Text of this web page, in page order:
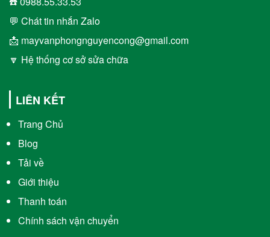
💬 Chát tin nhắn Zalo
📩 mayvanphongnguyencong@gmail.com
🔽 Hệ thống cơ sở sửa chữa
LIÊN KẾT
Trang Chủ
Blog
Tải về
Giới thiệu
Thanh toán
Chính sách vận chuyển